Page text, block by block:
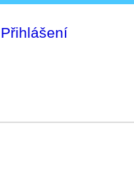
Přihlášení